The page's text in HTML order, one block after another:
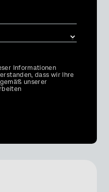
Informationen
dass wir Ihre
unserer